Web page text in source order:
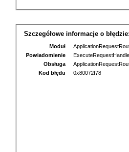
Szczegółowe informacje o błędzie:
Moduł
Powiadomienie
Obsługa
Kod błędu
0x80072f78